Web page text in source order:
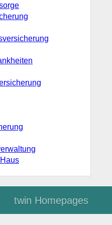
twin Homepages